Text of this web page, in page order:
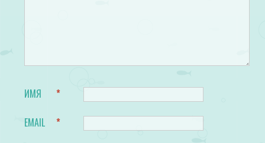
ИМЯ *
EMAIL *